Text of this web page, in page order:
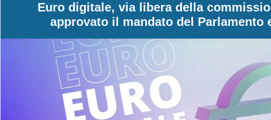
Euro digitale, via libera della
approvato il mandato del Parlamento